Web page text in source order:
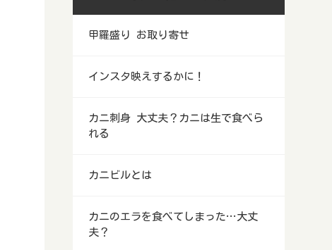
甲羅盛り お取り寄せ
インスタ映えするかに！
カニ刺身 大丈夫？カニは生で食べら
れる
カニビルとは
カニのエラを食べてしまった…大丈
夫？